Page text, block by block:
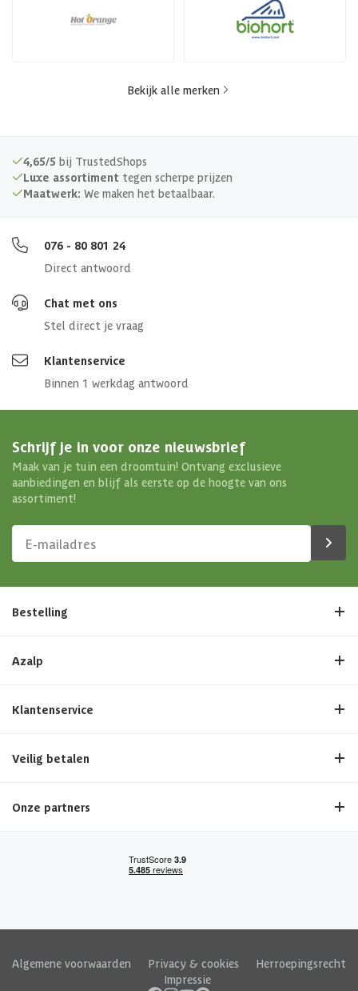
Bekijk alle merken
4,65/5 bij TrustedShops
Luxe assortiment tegen scherpe prijzen
Maatwerk: We maken het betaalbaar.
076 - 80 801 24
Direct antwoord
Chat met ons
Stel direct je vraag
Klantenservice
Binnen 1 werkdag antwoord
Schrijf je in voor onze nieuwsbrief
Maak van je tuin een droomtuin! Ontvang exclusieve
aanbiedingen en blijf als eerste op de hoogte van ons
assortiment!
Bestelling
Azalp
Klantenservice
Veilig betalen
Onze partners
Algemene voorwaarden Privacy & cookies
Herroepingsrecht
Impressie